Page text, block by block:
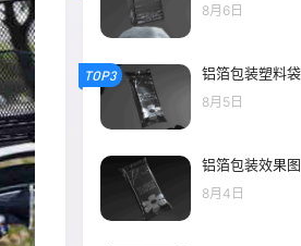
8月6日
TOP3 铝箔包装塑料
8月5日
铝箔包装效果
8月4日